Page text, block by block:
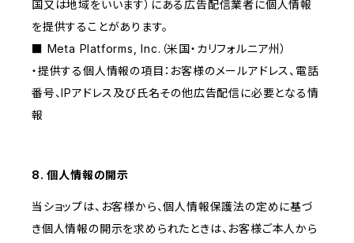
国又は地域をいいます）にある広告配信業者に個人情報
を提供することがあります。
■ Meta Platforms, Inc.（米国・カリフォルニア州）
・提供する個人情報の項目：お客様のメールアドレス、電話
番号、IPアドレス及び氏名その他広告配信に必要となる情
報
8. 個人情報の開示
当ショップは、お客様から、個人情報保護法の定めに基づ
き個人情報の開示を求められたときは、お客様ご本人から